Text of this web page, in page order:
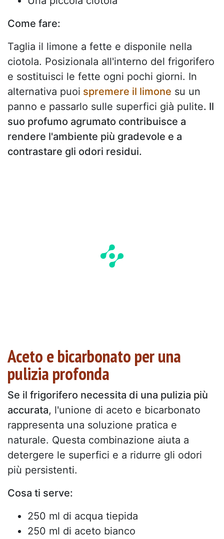
Come fare:
Taglia il limone a fette e disponile nella
ciotola. Posizionala all'interno del frigorifero
e sostituisci le fette ogni pochi giorni. In
alternativa puoi spremere il limone su un
panno e passarlo sulle superfici già pulite. Il
suo profumo agrumato contribuisce a
rendere l'ambiente più gradevole e a
contrastare gli odori residui.
Aceto e bicarbonato per una
pulizia profonda
Se il frigorifero necessita di una pulizia più
accurata, l'unione di aceto e bicarbonato
rappresenta una soluzione pratica e
naturale. Questa combinazione aiuta a
detergere le superfici e a ridurre gli odori
più persistenti.
Cosa ti serve:
250 ml di acqua tiepida
250 ml di aceto bianco